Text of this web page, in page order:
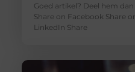
Goed artikel? Deel hem
Share on Facebook Share
LinkedIn Share